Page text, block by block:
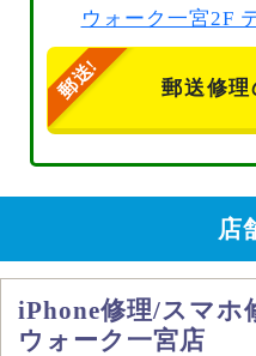
ウォーク一宮2F
郵送修理
店
iPhone修理/スマホ
ウォーク一宮店